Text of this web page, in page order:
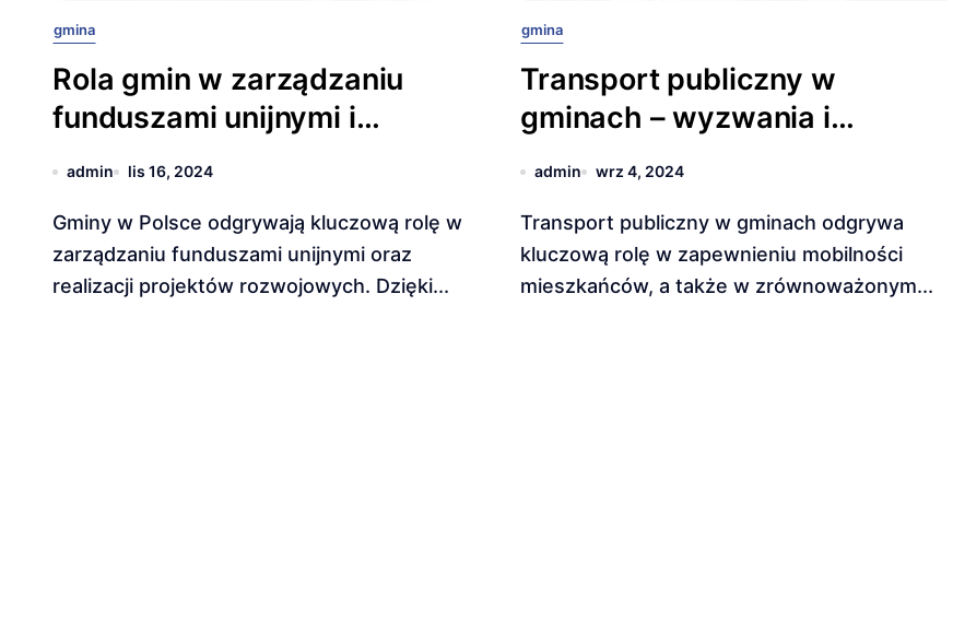
gmina
Rola gmin w zarządzaniu
funduszami unijnymi i
projektami rozwojowymi
admin lis 16, 2024
Gminy w Polsce odgrywają kluczową rolę w
zarządzaniu funduszami unijnymi oraz
realizacji projektów rozwojowych. Dzięki...
gmina
Transport publiczny w
gminach – wyzwania i
rozwiązania
admin wrz 4, 2024
Transport publiczny w gminach odgrywa
kluczową rolę w zapewnieniu mobilności
mieszkańców, a także w zrównoważonym...